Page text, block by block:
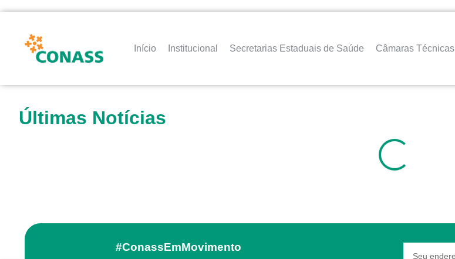
Início Institucional Secretarias Estaduais de Saúde Câmaras Técnicas
Últimas Notícias
#ConassEmMovimento